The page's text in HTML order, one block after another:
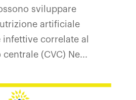
sviluppare
artificiale
correlate al
(CVC) Ne...